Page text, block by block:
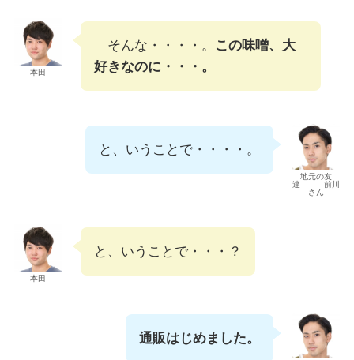
本田
そんな・・・・。
この味噌、大
好きなのに・・・。
地元の友
達 前川
さん
と、いうことで・・・・。
本田
と、いうことで・・・？
通販はじめました。